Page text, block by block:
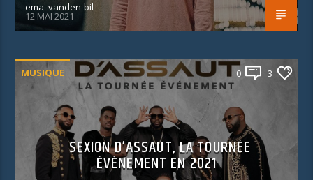
ema_vanden-bil
12 MAI 2021
MUSIQUE 0 3
SEXION D’ASSAUT, LA TOURNÉE
ÉVÈNEMENT EN 2021